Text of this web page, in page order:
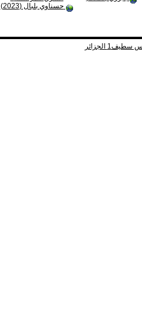
حسناوي بلبال (2023)